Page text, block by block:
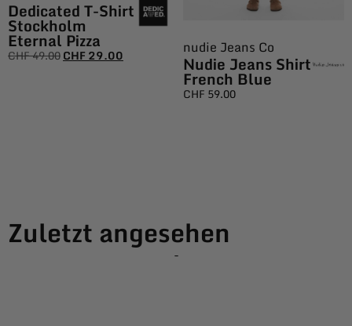
Dedicated T-Shirt
Stockholm
Eternal Pizza
CHF49.00CHF 29.00 nudie Jeans Co
Nudie Jeans Shirt
French Blue
CHF 59.00
Zuletzt angesehen
-